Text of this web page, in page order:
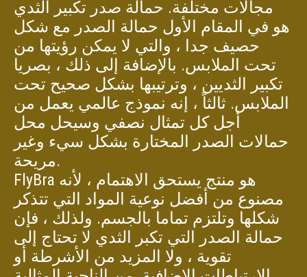
مجالات مختلفة. حمالة صدر تكبير الثدي
هو في المقام الأول حمالة الصدر مع شكل
حصيف جدا ، والتي لا يمكن رؤيتها من
تحت الملابس. بالإضافة إلى ذلك ، بصريا
تكبير الثديين ، وترتيبها بشكل صحيح تحت
الملابس. ثالثاً ، إنه نموذج عالمي يعمل من
أجل كل تمثال نصفي وسيحل محل
حمالات الصدر المختارة بشكل سيء وغير
مريحة.
FlyBra هو منتج يستحق الاهتمام ، لأنه
مصنوع من أفضل نوعية المواد التي تتذكر
شكلها وتلتزم تماما بالجسم. ولذلك ، فإن
حمالة الصدر التي تكبر الثدي لا تحتاج إلى
تقوية ، ولا المزيد من الأشرطة أو